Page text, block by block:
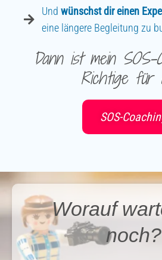
Und wünschst dir einen
eine längere Begleitung zu
Dann ist mein SOS-
Richtige für
SOS-
Worauf
noch?